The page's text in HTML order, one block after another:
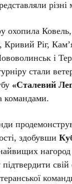
різні
охопила
Кривий Ріг,
і
стали
«Сталевий
командами.
здобувши
свій